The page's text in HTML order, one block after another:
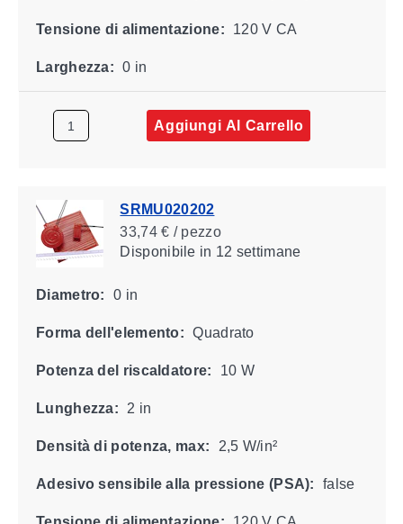
Tensione di alimentazione: 120 V CA
Larghezza: 0 in
Aggiungi Al Carrello
SRMU020202
33,74 € / pezzo
Disponibile in 12 settimane
Diametro: 0 in
Forma dell'elemento: Quadrato
Potenza del riscaldatore: 10 W
Lunghezza: 2 in
Densità di potenza, max: 2,5 W/in²
Adesivo sensibile alla pressione (PSA): false